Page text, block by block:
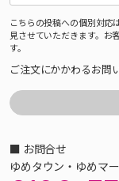
こちらの投稿への個別対応
見させていただきます。お
す。
ご注文にかかわるお問
■ お問合せ
ゆめタウン・ゆめマ